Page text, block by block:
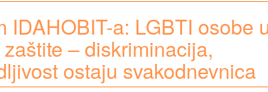
IDAHOBIT-a: LGBTI osobe
– diskriminacija,
ostaju svakodnevnica